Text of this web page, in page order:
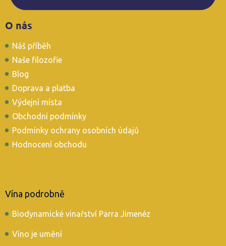
O nás
Náš příběh
Naše filozofie
Blog
Doprava a platba
Výdejní místa
Obchodní podmínky
Podmínky ochrany osobních údajů
Hodnocení obchodu
Vína podrobně
Biodynamické vinařství Parra Jimenéz
Víno je umění